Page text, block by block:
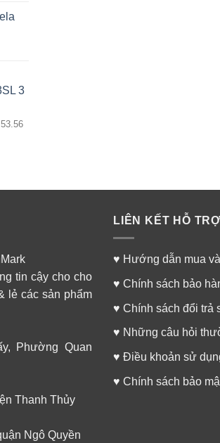
3
tin cậy cho cho
lẻ các sản phẩm
Phường Quan
Thanh Thủy
Ngô Quyền
LIÊN KẾT HỖ TRỢ
♥ Hướng dẫn mua
♥ Chính sách bảo
♥ Chính sách đổi trả
♥ Những câu hỏi
♥ Điều khoản sử
♥ Chính sách bảo